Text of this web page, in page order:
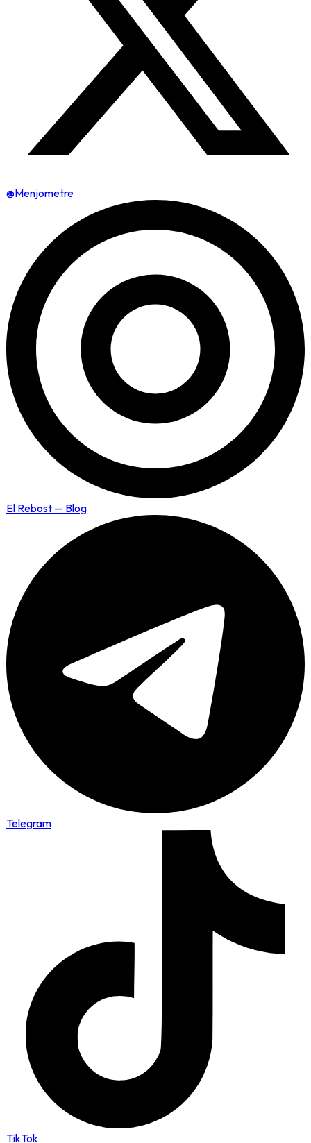
@Menjometre
El Rebost — Blog
Telegram
TikTok